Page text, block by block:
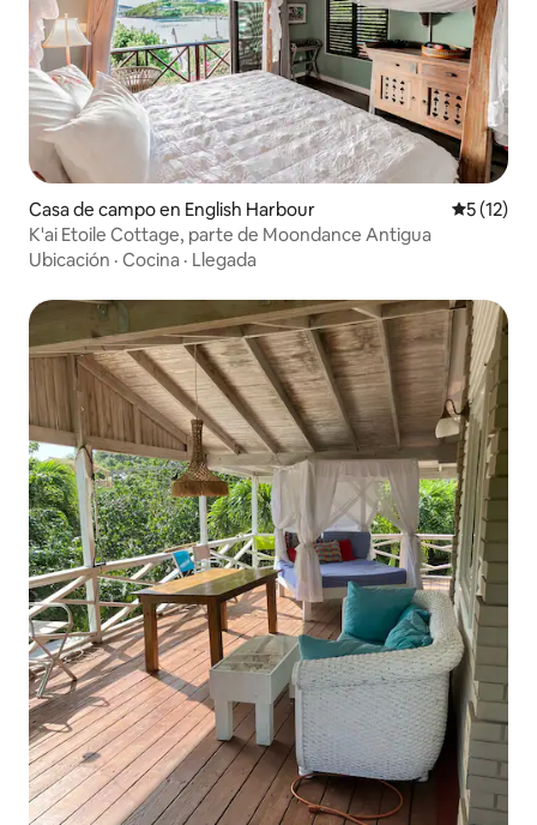
Casa de campo en English Harbour
5 (12)
K'ai Etoile Cottage, parte de Moondance Antigua
Ubicación · Cocina · Llegada